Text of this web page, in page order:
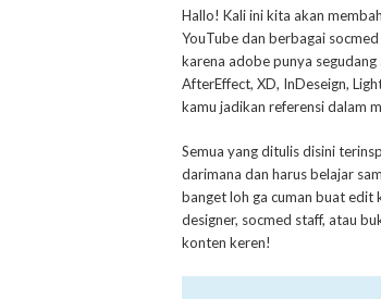
Hallo! Kali ini kita akan
YouTube dan berbagai
karena adobe punya
AfterEffect, XD, InDeseign,
kamu jadikan referensi dalam
Semua yang ditulis disini
darimana dan harus belajar
banget loh ga cuman buat edit
designer, socmed staff, atau
konten keren!